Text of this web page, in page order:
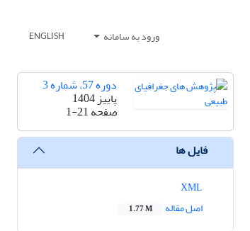
ورود به سامانه ENGLISH
دوره 57، شماره 3
پاییز 1404
صفحه1-21
فایل ها
اصل مقاله
1.77 M